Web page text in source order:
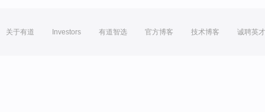
关于有道 Investors 有道智选 官方博客 技术博客 诚聘英才